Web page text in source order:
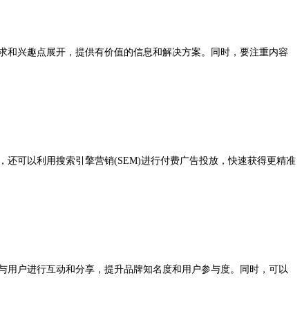
兴趣点展开，提供有价值的信息和解决方案。同时，要注重内容
可以利用搜索引擎营销(SEM)进行付费广告投放，快速获得更精准
户进行互动和分享，提升品牌知名度和用户参与度。同时，可以